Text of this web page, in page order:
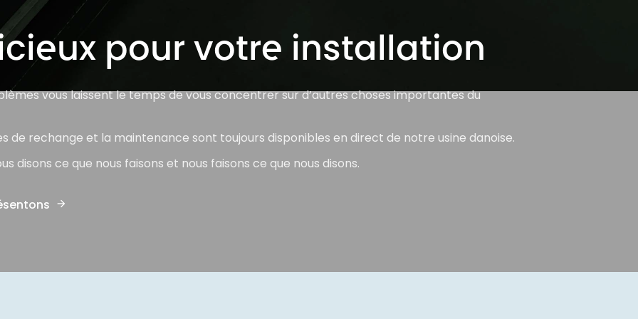
pour votre installation
vous laissent le temps de vous concentrer sur d’autres choses importantes du
de rechange et la maintenance sont toujours disponibles en direct de notre usine danoise.
disons ce que nous faisons et nous faisons ce que nous disons.